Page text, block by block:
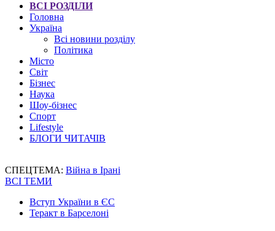
ВСІ РОЗДІЛИ
Головна
Україна
Всі новини розділу
Політика
Місто
Світ
Бізнес
Наука
Шоу-бізнес
Спорт
Lifestyle
БЛОГИ ЧИТАЧІВ
СПЕЦТЕМА: Війна в Ірані
ВСІ ТЕМИ
Вступ України в ЄС
Теракт в Барселоні